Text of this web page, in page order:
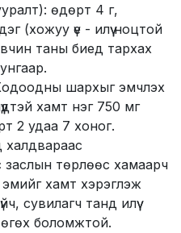
өдөрт 4 г,
(хожуу үе - илүү ноцтой
таны биед тархах
шархыг эмчлэх
хамт нэг 750 мг
2 удаа 7 хоног.
халдвараас
заслын төрлөөс хамаарч
хамт хэрэглэж
сувилагч танд илүү
өгөх боломжтой.